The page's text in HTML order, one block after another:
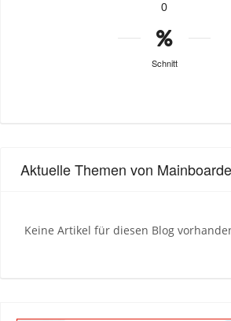
0
Schnitt
Aktuelle Themen von
Keine Artikel für diesen Blog